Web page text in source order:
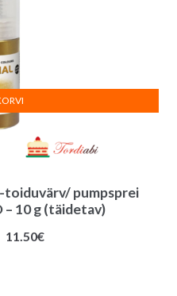
toiduvärv/ pumpsprei
– 10 g (täidetav)
Algne
11.50€Praegune